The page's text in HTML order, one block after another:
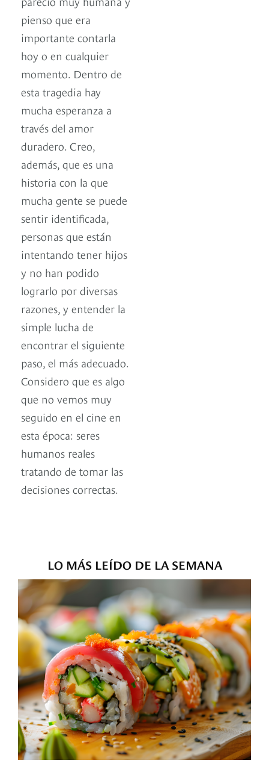
pienso que era
importante contarla
hoy o en cualquier
momento. Dentro de
esta tragedia hay
mucha esperanza a
través del amor
duradero. Creo,
además, que es una
historia con la que
mucha gente se puede
sentir identificada,
personas que están
intentando tener hijos
y no han podido
lograrlo por diversas
razones, y entender la
simple lucha de
encontrar el siguiente
paso, el más adecuado.
Considero que es algo
que no vemos muy
seguido en el cine en
esta época: seres
humanos reales
tratando de tomar las
decisiones correctas.
LO MÁS LEÍDO DE LA SEMANA